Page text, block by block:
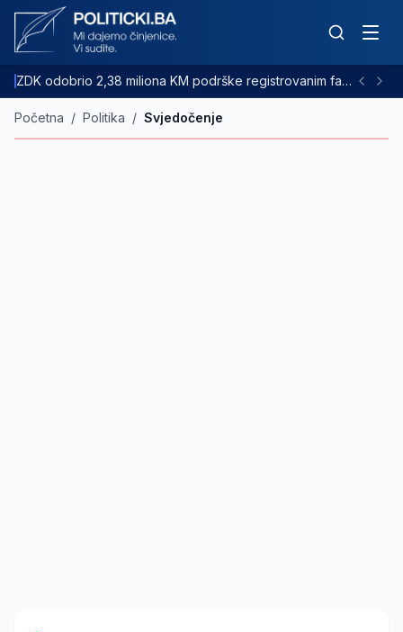
ZDK odobrio 2,38 miliona KM podrške registrovanim farmama goveda
Početna / Politika / Svjedočenje